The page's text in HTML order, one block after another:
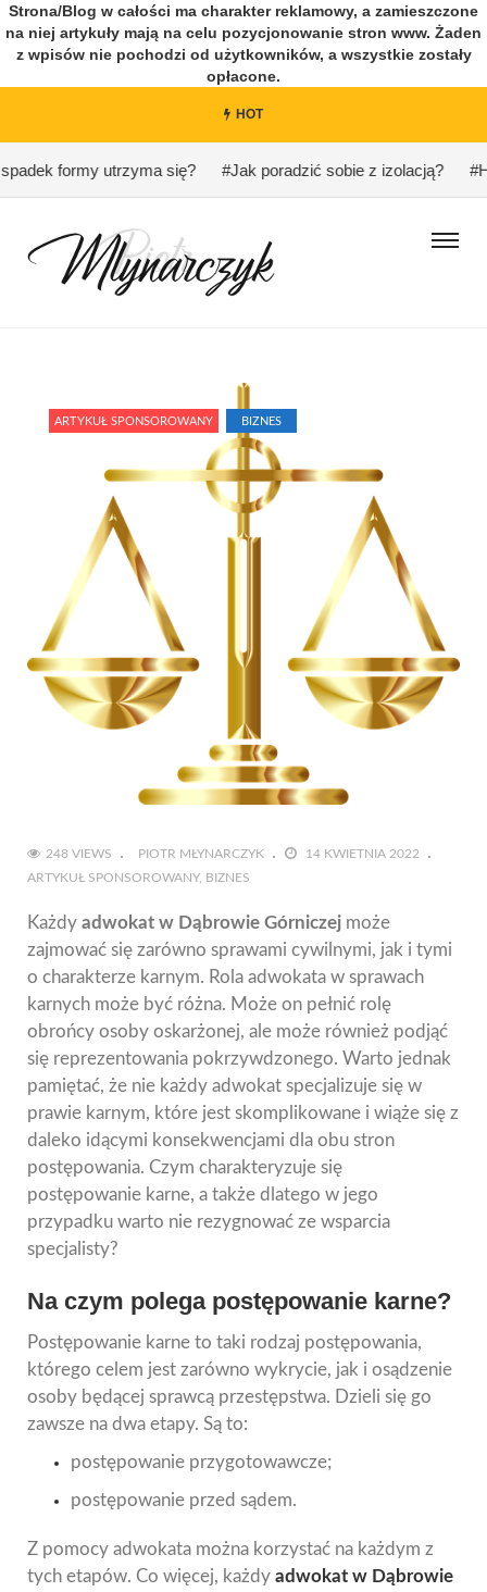
Strona/Blog w całości ma charakter reklamowy, a zamieszczone
na niej artykuły mają na celu pozycjonowanie stron www. Żaden
z wpisów nie pochodzi od użytkowników, a wszystkie zostały
opłacone.
HOT
formy utrzyma się? #Jak poradzić sobie z izolacją?
ARTYKUŁ SPONSOROWANY BIZNES
248 VIEWS PIOTR MŁYNARCZYK
14 KWIETNIA 2022
ARTYKUŁ SPONSOROWANY BIZNES
Każdy adwokat w Dąbrowie Górniczej może
zajmować się zarówno sprawami cywilnymi, jak i tymi
o charakterze karnym. Rola adwokata w sprawach
karnych może być różna. Może on pełnić rolę
obrońcy osoby oskarżonej, ale może również podjąć
się reprezentowania pokrzywdzonego. Warto jednak
pamiętać, że nie każdy adwokat specjalizuje się w
prawie karnym, które jest skomplikowane i wiąże się z
daleko idącymi konsekwencjami dla obu stron
postępowania. Czym charakteryzuje się
postępowanie karne, a także dlatego w jego
przypadku warto nie rezygnować ze wsparcia
specjalisty?
Na czym polega postępowanie karne?
Postępowanie karne to taki rodzaj postępowania,
którego celem jest zarówno wykrycie, jak i osądzenie
osoby będącej sprawcą przestępstwa. Dzieli się go
zawsze na dwa etapy. Są to:
postępowanie przygotowawcze;
postępowanie przed sądem.
Z pomocy adwokata można korzystać na każdym z
tych etapów. Co więcej, każdy adwokat w Dąbrowie